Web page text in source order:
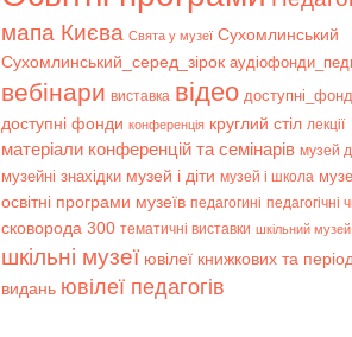
мапа Києва Свята у музеї Сухомлинський
Сухомлинський_серед_зірок
вебінари виставка відео
доступні фонди конференція круглий стіл лекції
матеріали конференцій та семінарів музей
музейні знахідки музей і діти музей і школа
освітні програми музеїв педагогині педагогічні
сковорода 300 тематичні виставки шкільний музей
шкільні музеї ювілеї книжкових та
видань ювілеї педагогів